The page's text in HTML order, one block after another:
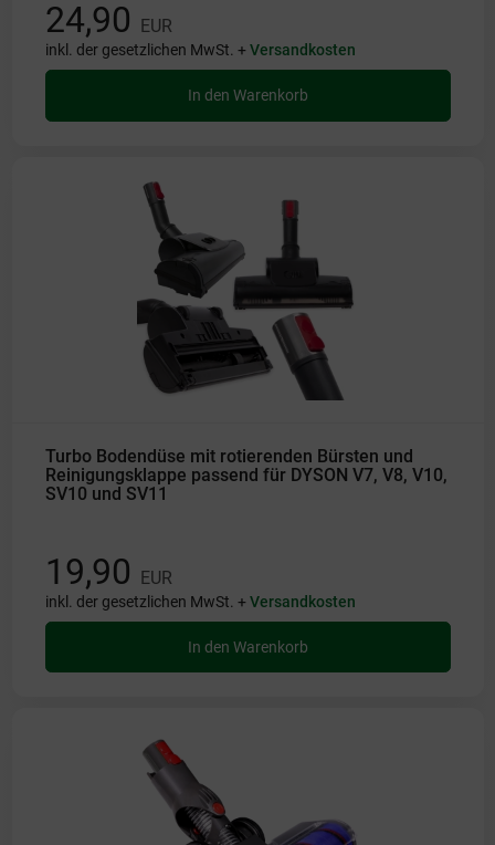
24,90 EUR
inkl. der gesetzlichen MwSt. +Versandkosten
In den Warenkorb
Turbo Bodendüse mit rotierenden Bürsten und
Reinigungsklappe passend für DYSON V7, V8, V10,
SV10 und SV11
19,90 EUR
inkl. der gesetzlichen MwSt. +Versandkosten
In den Warenkorb